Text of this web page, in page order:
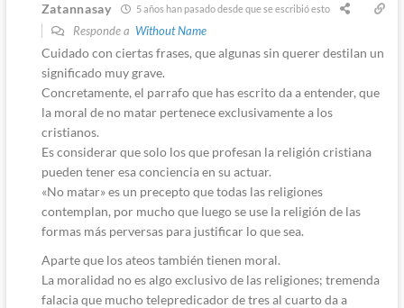
Zatannasay 5 años han pasado desde que se escribió esto
Responde a Without Name
Cuidado con ciertas frases, que algunas sin querer destilan un
significado muy grave.
Concretamente, el parrafo que has escrito da a entender, que
la moral de no matar pertenece exclusivamente a los
cristianos.
Es considerar que solo los que profesan la religión cristiana
pueden tener esa conciencia en su actuar.
«No matar» es un precepto que todas las religiones
contemplan, por mucho que luego se use la religión de las
formas más perversas para justificar lo que sea.
Aparte que los ateos también tienen moral.
La moralidad no es algo exclusivo de las religiones; tremenda
falacia que mucho telepredicador de tres al cuarto da a